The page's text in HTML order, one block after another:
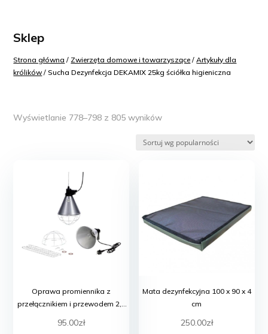
Sklep
Strona główna / Zwierzęta domowe i towarzyszące /Artykuły dla
królików / Sucha Dezynfekcja DEKAMIX 25kg ściółka higieniczna
Wyświetlanie 778–798 z 805 wynikówPosortowane
popularności
Oprawa promiennika z
przełącznikiem i przewodem 2,5
95.00zł
Mata dezynfekcyjna 100 x 90 x 4
cm
250.00zł